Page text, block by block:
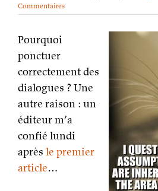
Commentaires
Pourquoi
ponctuer
correctement des
dialogues ? Une
autre raison : un
éditeur m’a
confié lundi
après le premier
article…